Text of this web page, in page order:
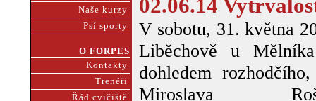
Naše kurzy
Psí sporty
O FORPES
Kontakty
Trenéři
Řád cvičiště
02.06.14
V sobotu, 31. května
Liběchově u
dohledem
Miroslava